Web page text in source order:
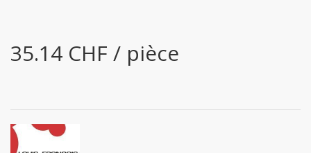
35.14 CHF / pièce